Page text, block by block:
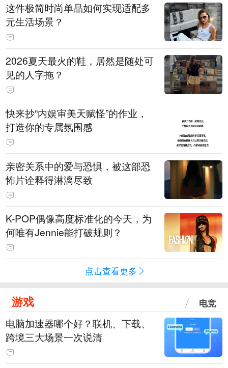
这件极简时尚单品如何实现适配多
元生活场景？
2026夏天最火的鞋，居然是随处可
见的人字拖？
快来抄“内娱审美天赋怪”的作业，
打造你的专属氛围感
亲密关系中的爱与恐惧，被这部恐
怖片诠释得淋漓尽致
K-POP偶像高度标准化的今天，为
何唯有Jennie能打破规则？
点击查看更多
游戏 电竞
电脑加速器哪个好？联机、下载、
跨境三大场景一次说清